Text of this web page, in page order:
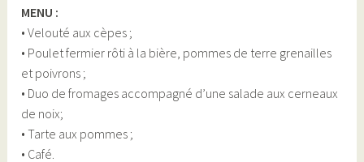
MENU :
• Velouté aux cèpes ;
• Poulet fermier rôti à la bière, pommes de terre grenailles
et poivrons ;
• Duo de fromages accompagné d’une salade aux cerneaux
de noix;
• Tarte aux pommes ;
• Café.